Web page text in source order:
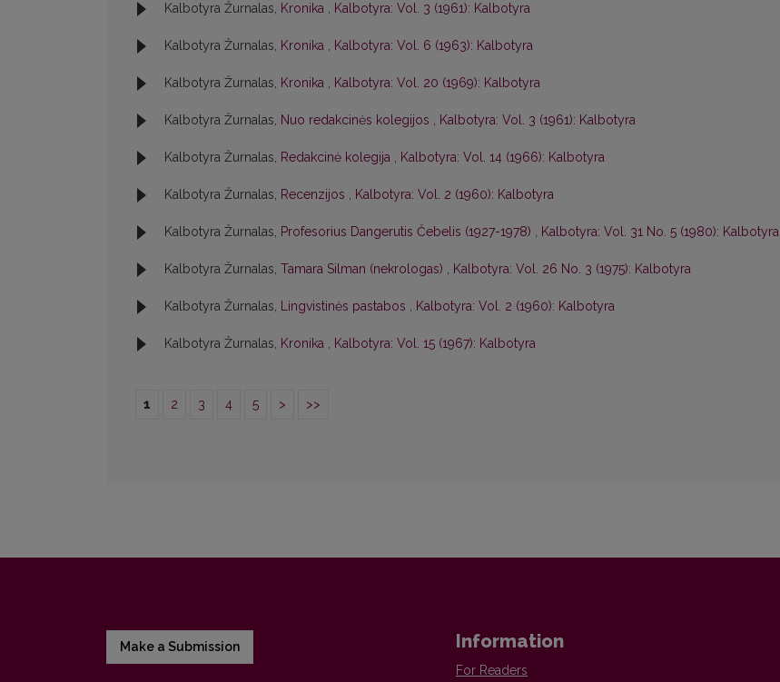
Kalbotyra Žurnalas, Kronika , Kalbotyra: Vol. 3 (1961): Kalbotyra
Kalbotyra Žurnalas, Kronika , Kalbotyra: Vol. 6 (1963): Kalbotyra
Kalbotyra Žurnalas, Kronika , Kalbotyra: Vol. 20 (1969): Kalbotyra
Kalbotyra Žurnalas, Nuo redakcinės kolegijos , Kalbotyra: Vol. 3 (1961): Kalbotyra
Kalbotyra Žurnalas, Redakcinė kolegija , Kalbotyra: Vol. 14 (1966): Kalbotyra
Kalbotyra Žurnalas, Recenzijos , Kalbotyra: Vol. 2 (1960): Kalbotyra
Kalbotyra Žurnalas, Profesorius Dangerutis Čebelis (1927-1978) , Kalbotyra: Vol. 31 No. 5 (1980): Kalbotyra
Kalbotyra Žurnalas, Tamara Silman (nekrologas) , Kalbotyra: Vol. 26 No. 3 (1975): Kalbotyra
Kalbotyra Žurnalas, Lingvistinės pastabos , Kalbotyra: Vol. 2 (1960): Kalbotyra
Kalbotyra Žurnalas, Kronika , Kalbotyra: Vol. 15 (1967): Kalbotyra
1 2 3 4 5 > >>
Make a Submission Information
For Readers